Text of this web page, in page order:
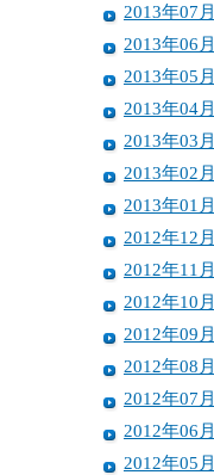
2013年07月
2013年06月
2013年05月
2013年04月
2013年03月
2013年02月
2013年01月
2012年12月
2012年11月
2012年10月
2012年09月
2012年08月
2012年07月
2012年06月
2012年05月